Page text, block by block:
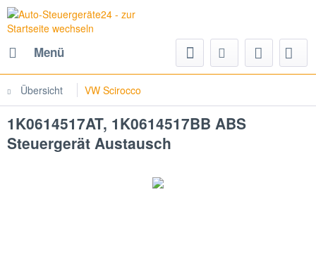
Menü
Übersicht VW Scirocco
1K0614517AT, 1K0614517BB ABS
Steuergerät Austausch